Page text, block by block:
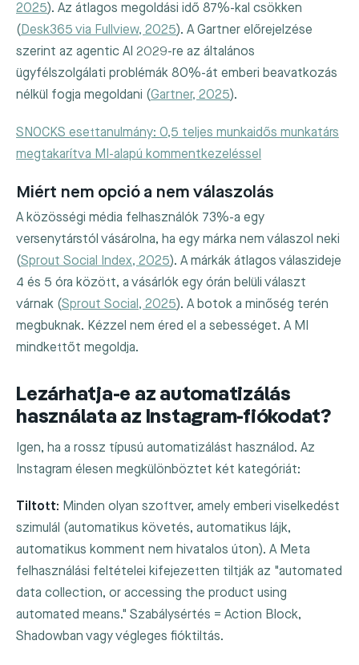
2025). Az átlagos megoldási idő 87%-kal csökken
(Desk365 via Fullview, 2025). A Gartner előrejelzése
szerint az agentic AI 2029-re az általános
ügyfélszolgálati problémák 80%-át emberi beavatkozás
nélkül fogja megoldani (Gartner, 2025).
SNOCKS esettanulmány: 0,5 teljes munkaidős munkatárs
megtakarítva MI-alapú kommentkezeléssel
Miért nem opció a nem válaszolás
A közösségi média felhasználók 73%-a egy
versenytárstól vásárolna, ha egy márka nem válaszol neki
(Sprout Social Index, 2025). A márkák átlagos válaszideje
4 és 5 óra között, a vásárlók egy órán belüli választ
várnak (Sprout Social, 2025). A botok a minőség terén
megbuknak. Kézzel nem éred el a sebességet. A MI
mindkettőt megoldja.
Lezárhatja-e az automatizálás
használata az Instagram-fiókodat?
Igen, ha a rossz típusú automatizálást használod. Az
Instagram élesen megkülönböztet két kategóriát:
Tiltott: Minden olyan szoftver, amely emberi viselkedést
szimulál (automatikus követés, automatikus lájk,
automatikus komment nem hivatalos úton). A Meta
felhasználási feltételei kifejezetten tiltják az "automated
data collection, or accessing the product using
automated means." Szabálysértés = Action Block,
Shadowban vagy végleges fióktiltás.